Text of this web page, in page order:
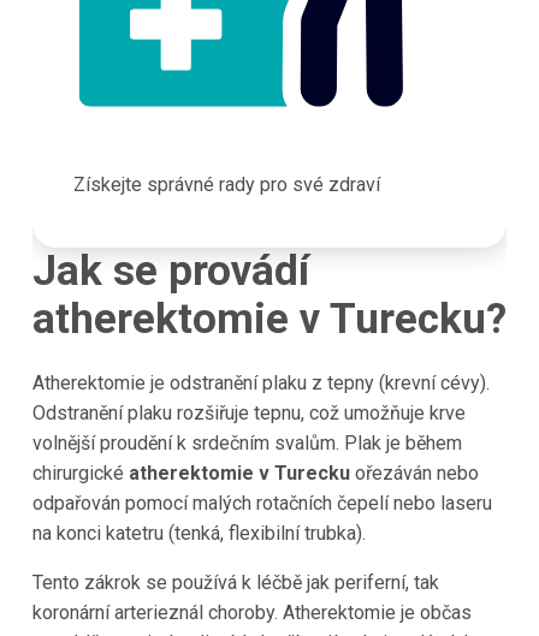
Získejte správné rady pro své zdraví
Jak se provádí
atherektomie v Turecku?
Atherektomie je odstranění plaku z tepny (krevní cévy).
Odstranění plaku rozšiřuje tepnu, což umožňuje krve
volnější proudění k srdečním svalům. Plak je během
chirurgické atherektomie v Tureckuořezáván nebo
odpařován pomocí malých rotačních čepelí nebo laseru
na konci katetru (tenká, flexibilní trubka).
Tento zákrok se používá k léčbě jak periferní, tak
koronární arterieznál choroby. Atherektomie je občas